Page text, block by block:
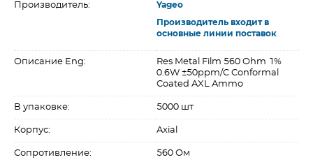
Производитель: Yageo
Производитель входит в
основные линии поставок
Описание Eng:
Res Metal Film 560 Ohm 1%
0.6W ±50ppm/C Conformal
Coated AXL Ammo
В упаковке: 5000 шт
Корпус: Axial
Сопротивление: 560 Ом